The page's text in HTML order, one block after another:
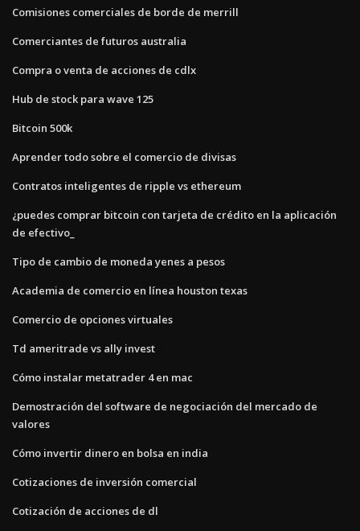
Comisiones comerciales de borde de merrill
Comerciantes de futuros australia
Compra o venta de acciones de cdlx
Hub de stock para wave 125
Bitcoin 500k
Aprender todo sobre el comercio de divisas
Contratos inteligentes de ripple vs ethereum
¿puedes comprar bitcoin con tarjeta de crédito en la aplicación
de efectivo_
Tipo de cambio de moneda yenes a pesos
Academia de comercio en línea houston texas
Comercio de opciones virtuales
Td ameritrade vs ally invest
Cómo instalar metatrader 4 en mac
Demostración del software de negociación del mercado de
valores
Cómo invertir dinero en bolsa en india
Cotizaciones de inversión comercial
Cotización de acciones de dl